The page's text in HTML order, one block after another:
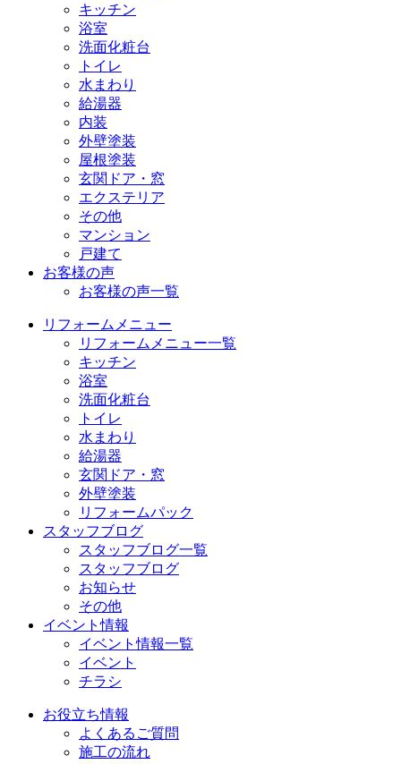
キッチン
浴室
洗面化粧台
トイレ
水まわり
給湯器
内装
外壁塗装
屋根塗装
玄関ドア・窓
エクステリア
その他
マンション
戸建て
お客様の声
お客様の声一覧
リフォームメニュー
リフォームメニュー一覧
キッチン
浴室
洗面化粧台
トイレ
水まわり
給湯器
玄関ドア・窓
外壁塗装
リフォームパック
スタッフブログ
スタッフブログ一覧
スタッフブログ
お知らせ
その他
イベント情報
イベント情報一覧
イベント
チラシ
お役立ち情報
よくあるご質問
施工の流れ